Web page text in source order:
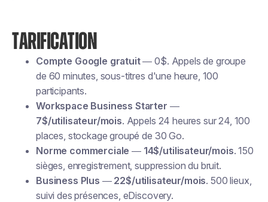
TARIFICATION
Compte Google gratuit— 0$. Appels de groupe
de 60 minutes, sous-titres d'une heure, 100
participants.
Workspace Business Starter —
7$/utilisateur/mois. Appels 24 heures sur 24, 100
places, stockage groupé de 30 Go.
Norme commerciale — 14$/utilisateur/mois. 150
sièges, enregistrement, suppression du bruit.
Business Plus — 22$/utilisateur/mois. 500 lieux,
suivi des présences, eDiscovery.